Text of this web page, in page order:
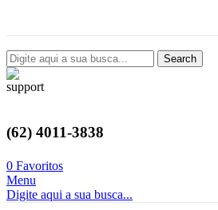
Search
(62) 4011-3838
0 Favoritos
Menu
Digite aqui a sua busca...